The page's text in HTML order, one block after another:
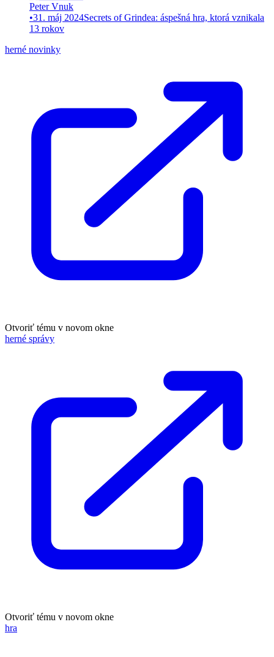
Peter Vnuk
•31. máj 2024Secrets of Grindea: áspešná hra, ktorá vznikala
13 rokov
herné novinky
Otvoriť tému v novom okne
herné správy
Otvoriť tému v novom okne
hra